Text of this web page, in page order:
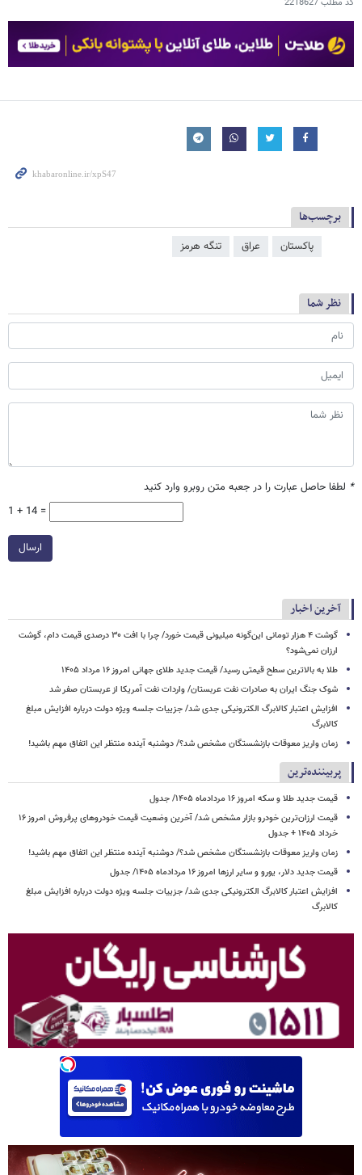
کد مطلب 2218627
برچسب‌ها
پاکستان عراق تنگه هرمز
نظر شما
* لطفا حاصل عبارت را در جعبه متن روبرو وارد کنید
1 + 14 =
ارسال
آخرین اخبار
گوشت ۴ هزار تومانی این‌گونه میلیونی قیمت خورد/ چرا با افت ۳۰ درصدی قیمت دام، گوشت
ارزان نمی‌شود؟
طلا به بالاترین سطح قیمتی رسید/ قیمت جدید طلای جهانی امروز ۱۶ مرداد ۱۴۰۵
شوک جنگ ایران به صادرات نفت عربستان/ واردات نفت آمریکا از عربستان صفر شد
افزایش اعتبار کالابرگ الکترونیکی جدی شد/ جزییات جلسه ویژه دولت درباره افزایش مبلغ
کالابرگ
زمان واریز معوقات بازنشستگان مشخص شد؟/ دوشنبه آینده منتظر این اتفاق مهم باشید!
پربیننده‌ترین
قیمت جدید طلا و سکه امروز ۱۶ مردادماه ۱۴۰۵/ جدول
قیمت ارزان‌ترین خودرو بازار مشخص شد/ آخرین وضعیت قیمت خودروهای پرفروش امروز ۱۶
خرداد ۱۴۰۵ + جدول
زمان واریز معوقات بازنشستگان مشخص شد؟/ دوشنبه آینده منتظر این اتفاق مهم باشید!
قیمت جدید دلار، یورو و سایر ارزها امروز ۱۶ مردادماه ۱۴۰۵/ جدول
افزایش اعتبار کالابرگ الکترونیکی جدی شد/ جزییات جلسه ویژه دولت درباره افزایش مبلغ
کالابرگ